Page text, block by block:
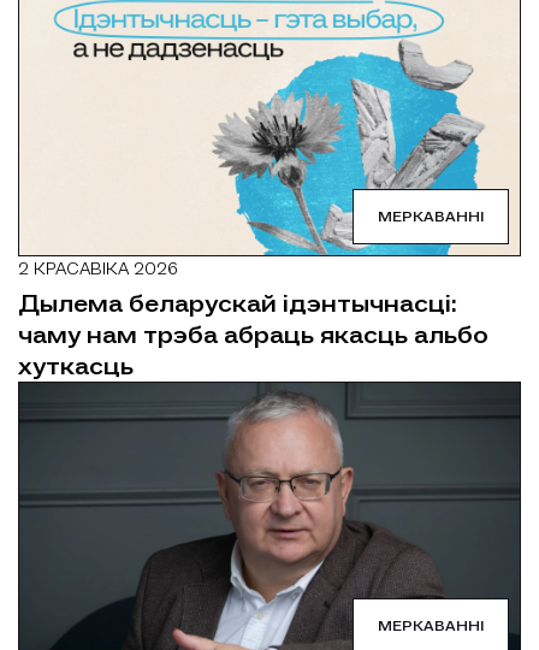
МЕРКАВАННІ
2 КРАСАВІКА 2026
Дылема беларускай ідэнтычнасці:
чаму нам трэба абраць якасць альбо
хуткасць
МЕРКАВАННІ